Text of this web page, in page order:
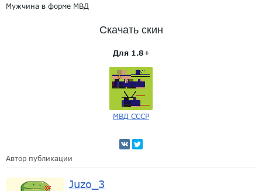
Мужчина в форме МВД
Скачать скин
Для 1.8+
МВД СССР
Автор публикации
Juzo_3